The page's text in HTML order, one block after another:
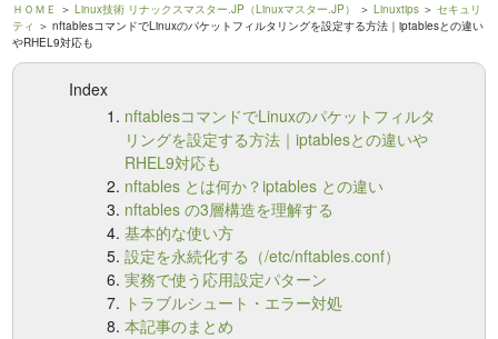
ＨＯＭＥ ＞Linux技術 リナックスマスター.JP（Linuxマスター.JP） ＞Linuxtips ＞セキュリ
ティ ＞ nftablesコマンドでLinuxのパケットフィルタリングを設定する方法｜iptablesとの違い
やRHEL9対応も
Index
nftablesコマンドでLinuxのパケットフィルタ
リングを設定する方法｜iptablesとの違いや
RHEL9対応も
nftables とは何か？iptables との違い
nftables の3層構造を理解する
基本的な使い方
設定を永続化する（/etc/nftables.conf）
実務で使う応用設定パターン
トラブルシュート・エラー対処
本記事のまとめ